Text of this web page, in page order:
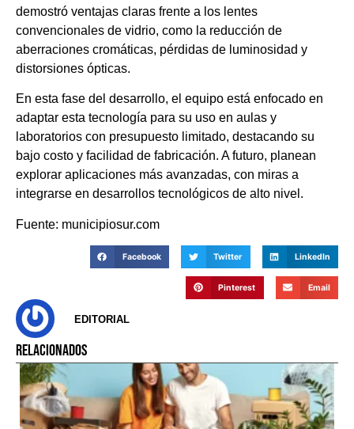
demostró ventajas claras frente a los lentes
convencionales de vidrio, como la reducción de
aberraciones cromáticas, pérdidas de luminosidad y
distorsiones ópticas.
En esta fase del desarrollo, el equipo está enfocado en
adaptar esta tecnología para su uso en aulas y
laboratorios con presupuesto limitado, destacando su
bajo costo y facilidad de fabricación. A futuro, planean
explorar aplicaciones más avanzadas, con miras a
integrarse en desarrollos tecnológicos de alto nivel.
Fuente: municipiosur.com
Facebook Twitter LinkedIn
Pinterest Email
EDITORIAL
RELACIONADOS